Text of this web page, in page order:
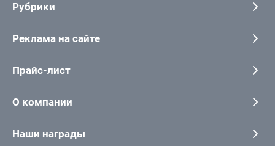
Рубрики
Реклама на сайте
Прайс-лист
О компании
Наши награды